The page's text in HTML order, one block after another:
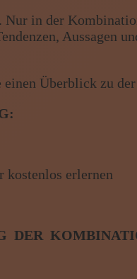
in der
Aussagen
Überblick zu
DER